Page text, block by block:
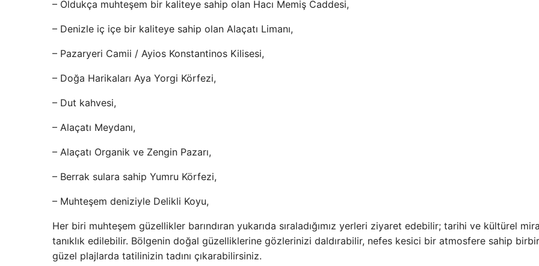
– Oldukça muhteşem bir kaliteye sahip olan Hacı Memiş Caddesi,
– Denizle iç içe bir kaliteye sahip olan Alaçatı Limanı,
– Pazaryeri Camii / Ayios Konstantinos Kilisesi,
– Doğa Harikaları Aya Yorgi Körfezi,
– Dut kahvesi,
– Alaçatı Meydanı,
– Alaçatı Organik ve Zengin Pazarı,
– Berrak sulara sahip Yumru Körfezi,
– Muhteşem deniziyle Delikli Koyu,
Her biri muhteşem güzellikler barındıran yukarıda sıraladığımız yerleri ziyaret edebilir; tarihi ve kültürel
tanıklık edilebilir. Bölgenin doğal güzelliklerine gözlerinizi daldırabilir, nefes kesici bir atmosfere sahip
güzel plajlarda tatilinizin tadını çıkarabilirsiniz.